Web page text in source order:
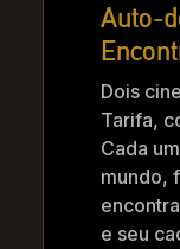
Auto-
Dois
Tarifa,
Cada
mundo,
e seu